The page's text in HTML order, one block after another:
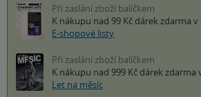
Při zaslání zboží balíčkem
K nákupu nad 99 Kč dárek zdarma v
E-shopové listy
Při zaslání zboží balíčkem
K nákupu nad 999 Kč dárek zdarma
Let na měsíc